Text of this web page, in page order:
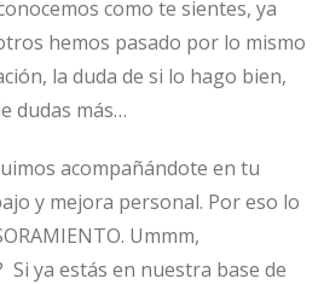
como te sientes, ya
hemos pasado por lo mismo
la duda de si lo hago bien,
dudas más…
acompañándote en tu
y mejora personal. Por eso lo
Ummm,
Si ya estás en nuestra base de